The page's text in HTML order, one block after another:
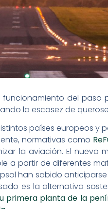
del paso
la escasez de
países europeos y
normativas como
la aviación. El nuevo
a partir de diferentes
han sabido
es la alternativa
primera planta de la